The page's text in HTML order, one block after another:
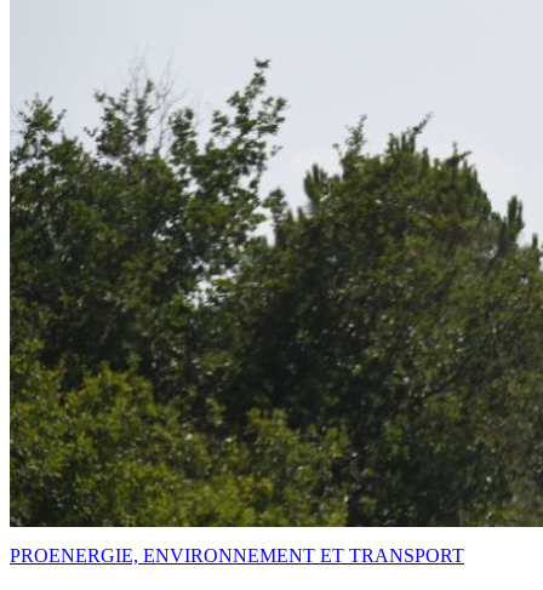
PROENERGIE, ENVIRONNEMENT ET TRANSPORT